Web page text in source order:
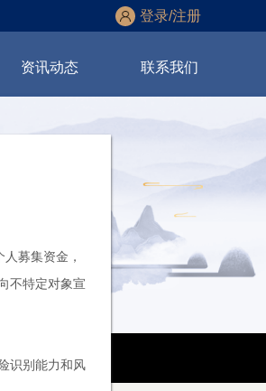
募集资金，
不特定对象宣
识别能力和风
登录/注册
资讯动态 联系我们